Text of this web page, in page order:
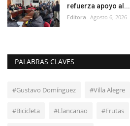
refuerza apoyo al...
Editora Agosto 6, 2026
PALABRAS CLAVES
#Gustavo Domínguez #Villa Alegre
#Bicicleta #Llancanao #Frutas